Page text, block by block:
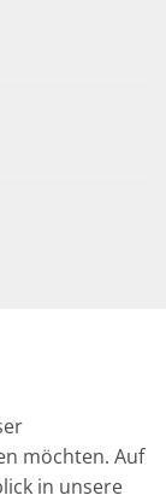
möchten. Auf
in unsere